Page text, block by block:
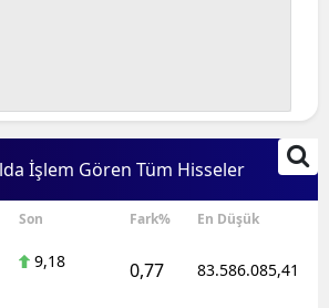
İşlem Gören Tüm Hisseler
Son Fark% En Düşük
9,18 0,77 83.586.085,41